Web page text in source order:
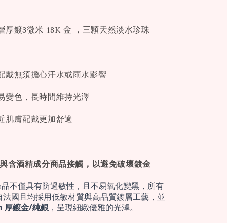
厚鍍3微米 18K 金 ，三顆天然淡水珍珠
戴無須擔心汗水或雨水影響
變色，長時間維持光澤
肌膚配戴更加舒適
含酒精成分商品接觸，以避免破壞鍍金
不僅具有防過敏性，且不易氧化變黑，所有
國且均採用低敏材質與高品質鍍層工藝，並
厚鍍金/純銀，呈現細緻優雅的光澤。